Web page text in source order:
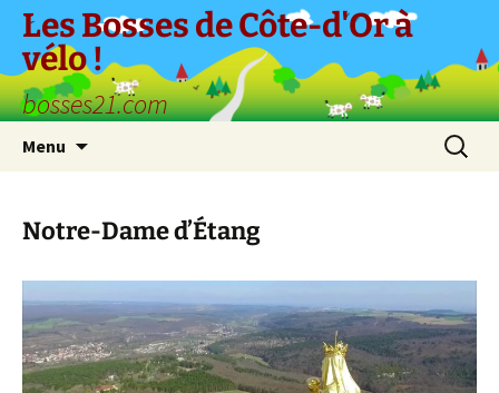
Aller
contenu
Les Bosses de Côte-d'Or à
vélo !
bosses21.com
Menu
Notre-Dame d’Étang